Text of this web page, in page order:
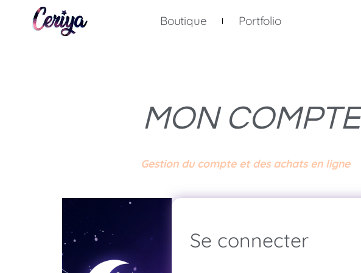
Boutique Portfolio
MON COMPTE
Gestion du compte et des achats en ligne
Se connecter